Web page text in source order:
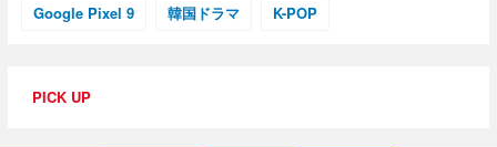
Google Pixel 9 韓国ドラマ K-POP
PICK UP